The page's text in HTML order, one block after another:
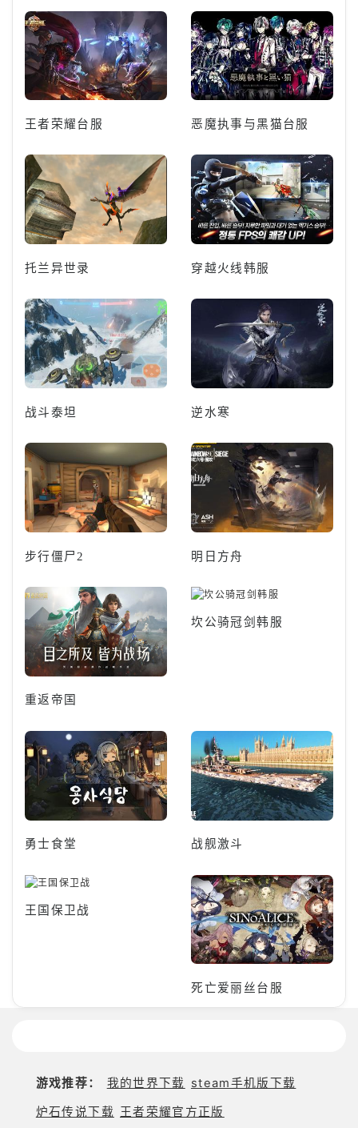
王者荣耀台服 恶魔执事与黑猫台服
托兰异世录 穿越火线韩服
战斗泰坦 逆水寒
步行僵尸2 明日方舟
重返帝国
坎公骑冠剑韩服
勇士食堂 战舰激斗
王国保卫战
死亡爱丽丝台服
游戏推荐： 我的世界下载 steam手机版下载
炉石传说下载 王者荣耀官方正版